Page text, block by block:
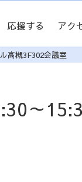
応援する アク
高槻3F302会議室
～